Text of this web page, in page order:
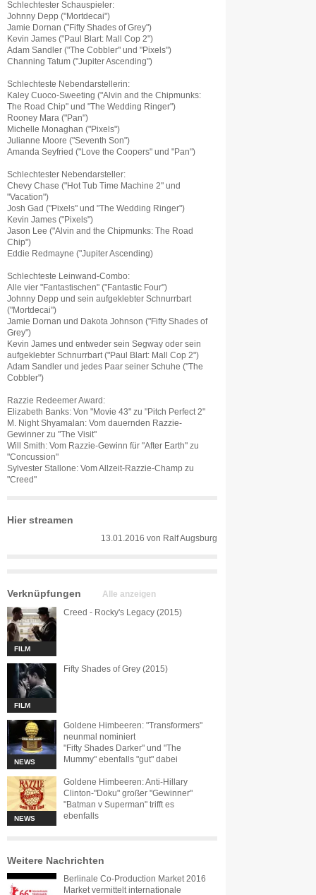
Schlechtester Schauspieler:
Johnny Depp ("Mortdecai")
Jamie Dornan ("Fifty Shades of Grey")
Kevin James ("Paul Blart: Mall Cop 2")
Adam Sandler ("The Cobbler" und "Pixels")
Channing Tatum ("Jupiter Ascending")
Schlechteste Nebendarstellerin:
Kaley Cuoco-Sweeting ("Alvin and the Chipmunks:
The Road Chip" und "The Wedding Ringer")
Rooney Mara ("Pan")
Michelle Monaghan ("Pixels")
Julianne Moore ("Seventh Son")
Amanda Seyfried ("Love the Coopers" und "Pan")
Schlechtester Nebendarsteller:
Chevy Chase ("Hot Tub Time Machine 2" und
"Vacation")
Josh Gad ("Pixels" und "The Wedding Ringer")
Kevin James ("Pixels")
Jason Lee ("Alvin and the Chipmunks: The Road
Chip")
Eddie Redmayne ("Jupiter Ascending)
Schlechteste Leinwand-Combo:
Alle vier "Fantastischen" ("Fantastic Four")
Johnny Depp und sein aufgeklebter Schnurrbart
("Mortdecai")
Jamie Dornan und Dakota Johnson ("Fifty Shades of
Grey")
Kevin James und entweder sein Segway oder sein
aufgeklebter Schnurrbart ("Paul Blart: Mall Cop 2")
Adam Sandler und jedes Paar seiner Schuhe ("The
Cobbler")
Razzie Redeemer Award:
Elizabeth Banks: Von "Movie 43" zu "Pitch Perfect 2"
M. Night Shyamalan: Vom dauernden Razzie-
Gewinner zu "The Visit"
Will Smith: Vom Razzie-Gewinn für "After Earth" zu
"Concussion"
Sylvester Stallone: Vom Allzeit-Razzie-Champ zu
"Creed"
Hier streamen
13.01.2016 von Ralf Augsburg
Verknüpfungen Alle anzeigen
FILM
Creed - Rocky's Legacy (2015)
FILM
Fifty Shades of Grey (2015)
NEWS
Goldene Himbeeren: "Transformers"
neunmal nominiert
"Fifty Shades Darker" und "The
Mummy" ebenfalls "gut" dabei
NEWS
Goldene Himbeeren: Anti-Hillary
Clinton-"Doku" großer "Gewinner"
"Batman v Superman" trifft es
ebenfalls
Weitere Nachrichten
Berlinale Co-Production Market 2016
Market vermittelt internationale